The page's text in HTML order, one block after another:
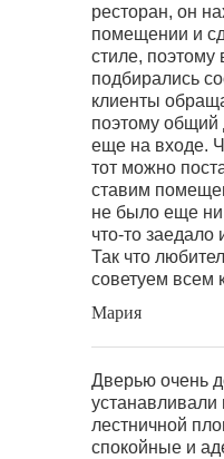
ресторан, он
помещении и
стиле, поэтому
подбирались
клиенты
поэтому общий
еще на входе.
тот можно
ставим
не было еще ни
что-то
Так что
советуем всем
Мария
Дверью очень
устанавливали
лестничной
спокойные и